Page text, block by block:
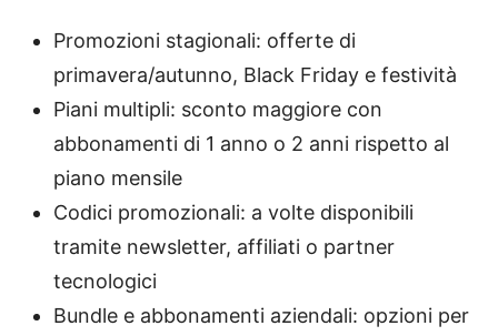
Promozioni stagionali: offerte di
primavera/autunno, Black Friday e festività
Piani multipli: sconto maggiore con
abbonamenti di 1 anno o 2 anni rispetto al
piano mensile
Codici promozionali: a volte disponibili
tramite newsletter, affiliati o partner
tecnologici
Bundle e abbonamenti aziendali: opzioni per